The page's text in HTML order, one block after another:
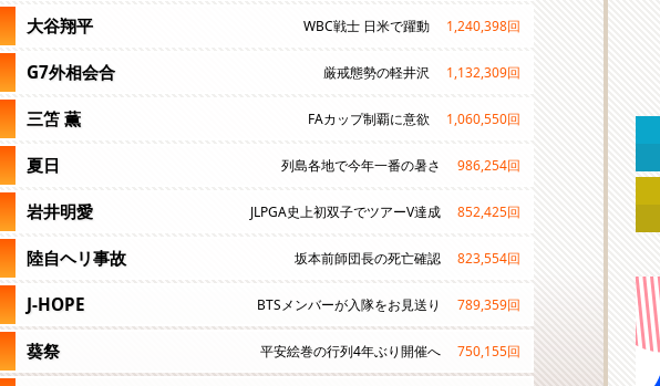
大谷翔平 WBC戦士 日米で躍動 1,240,398回
G7外相会合 厳戒態勢の軽井沢 1,132,309回
三笘 薫 FAカップ制覇に意欲 1,060,550回
夏日 列島各地で今年一番の暑さ 986,254回
岩井明愛 JLPGA史上初双子でツアーV達成 852,425回
陸自ヘリ事故 坂本前師団長の死亡確認 823,554回
J-HOPE BTSメンバーが入隊をお見送り 789,359回
葵祭 平安絵巻の行列4年ぶり開催へ 750,155回